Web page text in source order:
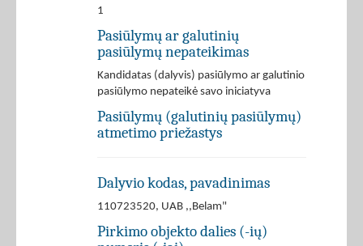
1
Pasiūlymų ar galutinių
pasiūlymų nepateikimas
Kandidatas (dalyvis) pasiūlymo ar galutinio
pasiūlymo nepateikė savo iniciatyva
Pasiūlymų (galutinių pasiūlymų)
atmetimo priežastys
Dalyvio kodas, pavadinimas
110723520, UAB ,,Belam"
Pirkimo objekto dalies (-ių)